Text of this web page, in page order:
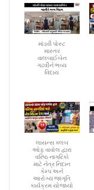
માંડવી પોસ્ટ
માસ્તર
વાલબાઈબેન
ગઢવીને ભવ્ય
વિદાય
લાયન્સ ક્લબ
ઓફ વાવોલ દ્વારા
વરિષ્ઠ નાગરિકો
માટે નેત્ર નિદાન
કેમ્પ અને
આરોગ્ય જાગૃતિ
કાર્યક્રમ યોજાયો